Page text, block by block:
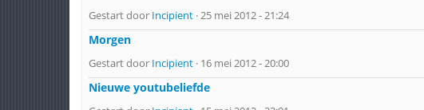
Gestart door Incipient · 25 mei 2012 - 21:24
Morgen
Gestart door Incipient · 16 mei 2012 - 20:00
Nieuwe youtubeliefde